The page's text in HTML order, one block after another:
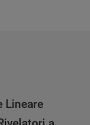
Lineare